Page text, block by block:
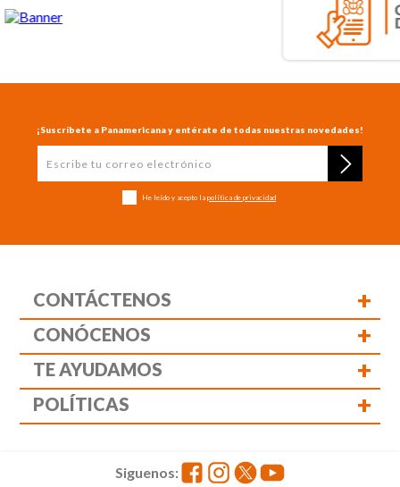
¡Suscríbete a Panamericana y entérate de todas nuestras novedades!
He leído y acepto la política de privacidad
CONTÁCTENOS +
CONÓCENOS +
TE AYUDAMOS +
POLÍTICAS +
Siguenos: